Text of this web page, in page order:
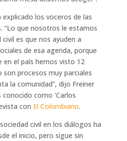
los voceros de las
“Lo que nosotros le estamos
es que nos ayuden a
de esa agenda, porque
en el país hemos visto 12
son procesos muy parciales
la comunidad”, dijo Freiner
como ‘Carlos
con El Colombiano.
civil en los diálogos ha
el inicio, pero sigue sin